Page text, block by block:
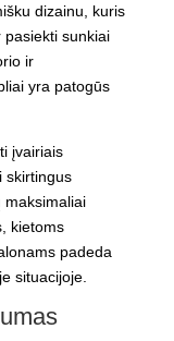
dizainu, kuris
sunkiai
ir
yra patogūs
įvairiais
skirtingus
maksimaliai
kietoms
padeda
situacijoje.